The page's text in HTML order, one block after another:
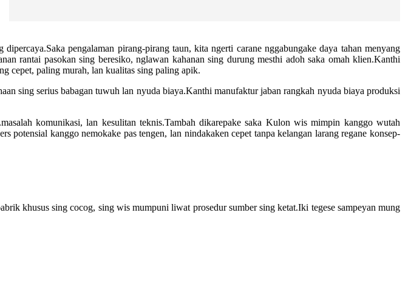
pengalaman pirang-pirang taun, kita ngerti carane nggabungake daya tahan menyang
rantai pasokan sing beresiko, nglawan kahanan sing durung mesthi adoh saka omah klien.Kanthi
cepet, paling murah, lan kualitas sing paling apik.
sing serius babagan tuwuh lan nyuda biaya.Kanthi manufaktur jaban rangkah nyuda biaya produksi
komunikasi, lan kesulitan teknis.Tambah dikarepake saka Kulon wis mimpin kanggo wutah
kanggo nemokake pas tengen, lan nindakaken cepet tanpa kelangan larang regane konsep-
khusus sing cocog, sing wis mumpuni liwat prosedur sumber sing ketat.Iki tegese sampeyan mung